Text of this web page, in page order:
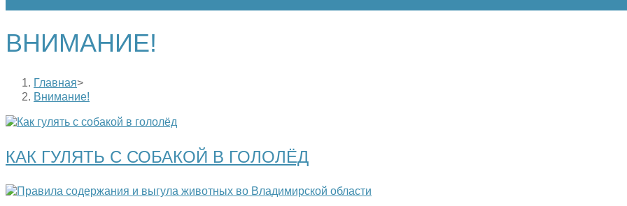
ВНИМАНИЕ!
Главная>
Внимание!
КАК ГУЛЯТЬ С СОБАКОЙ В ГОЛОЛЁД